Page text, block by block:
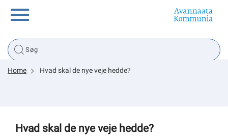
Borger
Home Hvad skal de nye veje hedde?
Hvad skal de nye veje hedde?